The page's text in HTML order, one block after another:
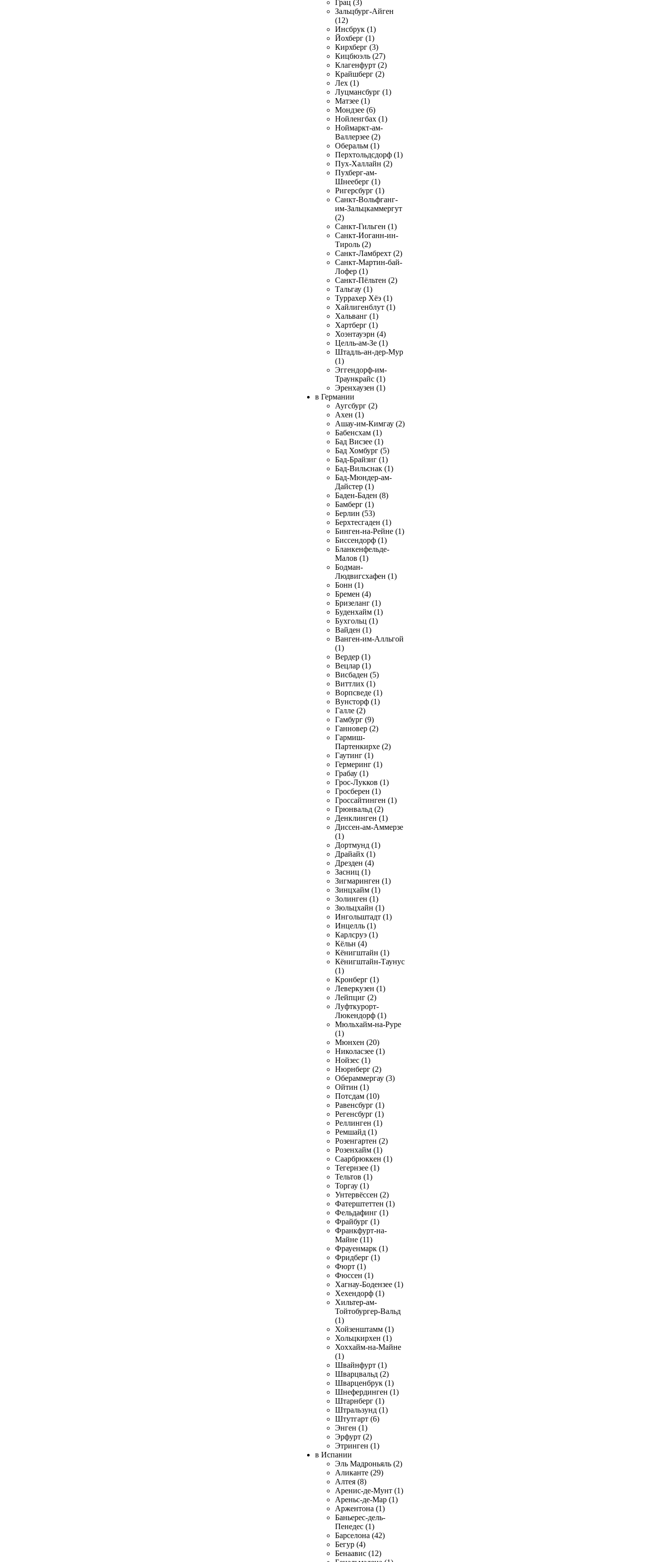
Грац (3)
Зальцбург-Айген
(12)
Инсбрук (1)
Йохберг (1)
Кирхберг (3)
Кицбюэль (27)
Клагенфурт (2)
Крайшберг (2)
Лех (1)
Луцмансбург (1)
Матзее (1)
Мондзее (6)
Нойленгбах (1)
Ноймаркт-ам-
Валлерзее (2)
Оберальм (1)
Перхтольдсдорф (1)
Пух-Халлайн (2)
Пухберг-ам-
Шнееберг (1)
Ригерсбург (1)
Санкт-Вольфганг-
им-Зальцкаммергут
(2)
Санкт-Гильген (1)
Санкт-Иоганн-ин-
Тироль (2)
Санкт-Ламбрехт (2)
Санкт-Мартин-бай-
Лофер (1)
Санкт-Пёльтен (2)
Тальгау (1)
Туррахер Хёэ (1)
Хайлигенблут (1)
Хальванг (1)
Хартберг (1)
Хоэнтауэрн (4)
Целль-ам-Зе (1)
Штадль-ан-дер-Мур
(1)
Эггендорф-им-
Траункрайс (1)
Эренхаузен (1)
в Германии
Аугсбург (2)
Ахен (1)
Ашау-им-Кимгау (2)
Бабенсхам (1)
Бад Висзее (1)
Бад Хомбург (5)
Бад-Брайзиг (1)
Бад-Вильснак (1)
Бад-Мюндер-ам-
Дайстер (1)
Баден-Баден (8)
Бамберг (1)
Берлин (53)
Берхтесгаден (1)
Бинген-на-Рейне (1)
Биссендорф (1)
Бланкенфельде-
Малов (1)
Бодман-
Людвигсхафен (1)
Бонн (1)
Бремен (4)
Бризеланг (1)
Буденхайм (1)
Бухгольц (1)
Вайден (1)
Ванген-им-Алльгой
(1)
Вердер (1)
Вецлар (1)
Висбаден (5)
Виттлих (1)
Ворпсведе (1)
Вунсторф (1)
Галле (2)
Гамбург (9)
Ганновер (2)
Гармиш-
Партенкирхе (2)
Гаутинг (1)
Гермеринг (1)
Грабау (1)
Грос-Лукков (1)
Гросберен (1)
Гроссайтинген (1)
Грюнвальд (2)
Денклинген (1)
Диссен-ам-Аммерзе
(1)
Дортмунд (1)
Драйайх (1)
Дрезден (4)
Засниц (1)
Зигмаринген (1)
Зинцхайм (1)
Золинген (1)
Зюльцхайн (1)
Ингольштадт (1)
Инцелль (1)
Карлсруэ (1)
Кёльн (4)
Кёнигштайн (1)
Кёнигштайн-Таунус
(1)
Кронберг (1)
Леверкузен (1)
Лейпциг (2)
Луфткурорт-
Люкендорф (1)
Мюльхайм-на-Руре
(1)
Мюнхен (20)
Николасзее (1)
Нойзес (1)
Нюрнберг (2)
Обераммергау (3)
Ойтин (1)
Потсдам (10)
Равенсбург (1)
Регенсбург (1)
Реллинген (1)
Ремшайд (1)
Розенгартен (2)
Розенхайм (1)
Саарбрюккен (1)
Тегернзее (1)
Тельтов (1)
Торгау (1)
Унтервёссен (2)
Фатерштеттен (1)
Фельдафинг (1)
Фрайбург (1)
Франкфурт-на-
Майне (11)
Фрауенмарк (1)
Фридберг (1)
Фюрт (1)
Фюссен (1)
Хагнау-Бодензее (1)
Хехендорф (1)
Хильтер-ам-
Тойтобургер-Вальд
(1)
Хойзенштамм (1)
Хольцкирхен (1)
Хоххайм-на-Майне
(1)
Швайнфурт (1)
Шварцвальд (2)
Шварценбрук (1)
Шнефердинген (1)
Штарнберг (1)
Штральзунд (1)
Штутгарт (6)
Энген (1)
Эрфурт (2)
Этринген (1)
в Испании
Эль Мадроньяль (2)
Аликанте (29)
Алтея (8)
Аренис-де-Мунт (1)
Ареньс-де-Мар (1)
Аржентона (1)
Баньерес-дель-
Пенедес (1)
Барселона (42)
Бегур (4)
Бенаавис (12)